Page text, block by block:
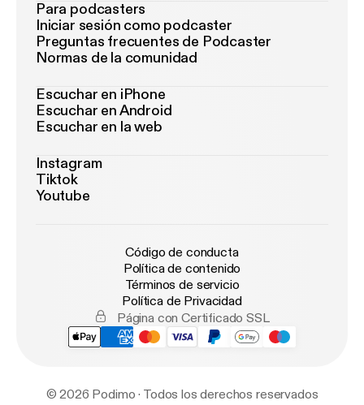
Para podcasters
Iniciar sesión como podcaster
Preguntas frecuentes de Podcaster
Normas de la comunidad
Escuchar en iPhone
Escuchar en Android
Escuchar en la web
Instagram
Tiktok
Youtube
Código de conducta
Política de contenido
Términos de servicio
Política de Privacidad
Página con Certificado SSL
© 2026 Podimo · Todos los derechos reservados